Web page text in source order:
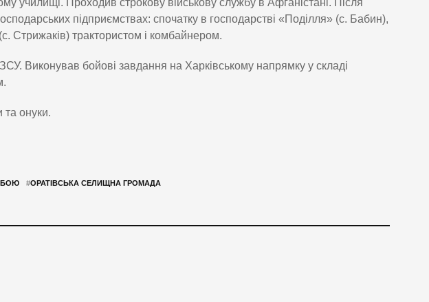
підприємствах: спочатку в господарстві «Поділля» (с. Бабин),
Стрижаків) трактористом і комбайнером.
Виконував бойові завдання на Харківському напрямку у складі
та онуки.
БОЮ #ОРАТІВСЬКА СЕЛИЩНА ГРОМАДА